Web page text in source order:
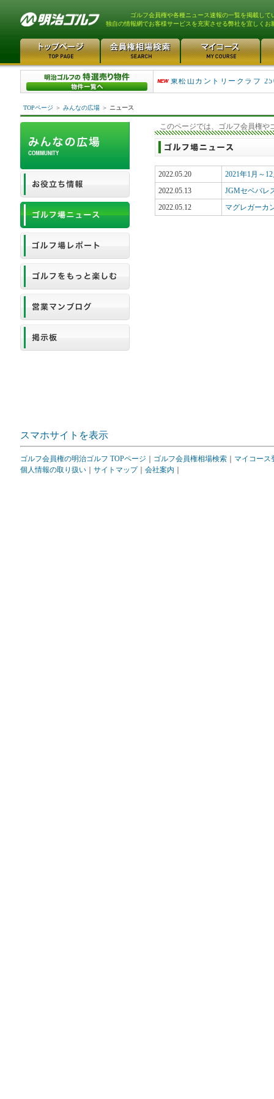
ゴルフ会員権や各種ニュース速報の一覧を掲載して
独自の情報網でお客様サービスを充実させる弊社を宜しくお
平塚富士見カントリーク
東松山カントリークラブ
TOPページ ＞ みんなの広場 ＞ ニュース
このページでは、ゴルフ会員権や
2022.05.20
2021年1月～
2022.05.13
JGMセベバレ
2022.05.12
マグレガーカ
スマホサイトを表示
ゴルフ会員権の明治ゴルフ TOPページ ゴルフ会員権相場検索
マイコース
個人情報の取り扱い
サイトマップ｜ 会社案内